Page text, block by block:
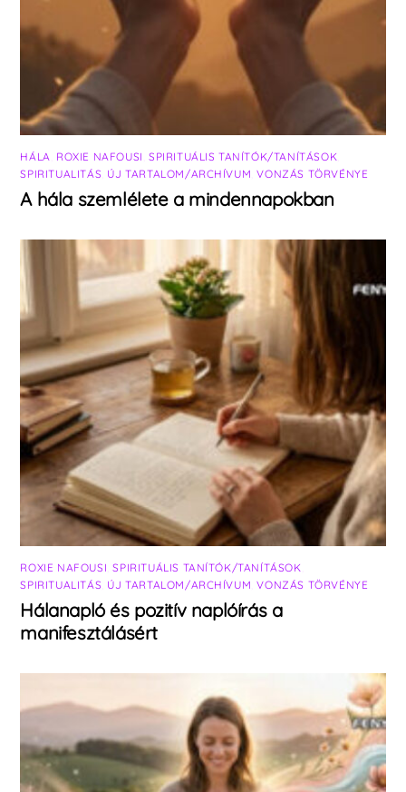
HÁLA ROXIE NAFOUSI SPIRITUÁLIS TANÍTÓK/TANÍTÁSOK
SPIRITUALITÁS ÚJ TARTALOM/ARCHÍVUM ,VONZÁS TÖRVÉNYE
A hála szemlélete a mindennapokban
ROXIE NAFOUSI ,SPIRITUÁLIS TANÍTÓK/TANÍTÁSOK
SPIRITUALITÁS ÚJ TARTALOM/ARCHÍVUM ,VONZÁS TÖRVÉNYE
Hálanapló és pozitív naplóírás a
manifesztálásért